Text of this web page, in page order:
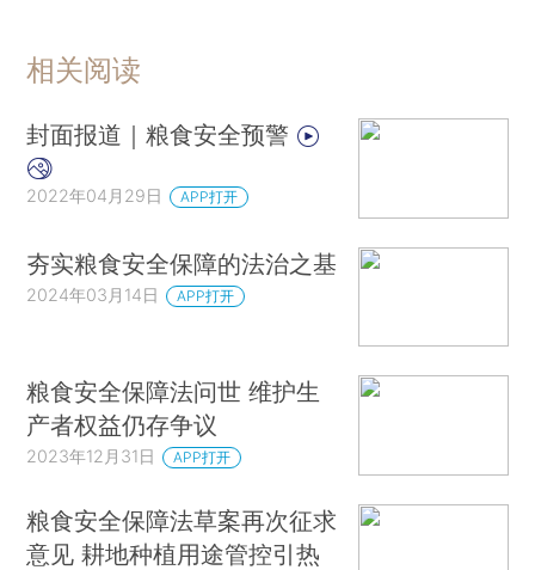
相关阅读
封面报道｜粮食安全预警
2022年04月29日 APP打开
夯实粮食安全保障的法治之基
2024年03月14日 APP打开
粮食安全保障法问世 维护生
产者权益仍存争议
2023年12月31日 APP打开
粮食安全保障法草案再次征求
意见 耕地种植用途管控引热